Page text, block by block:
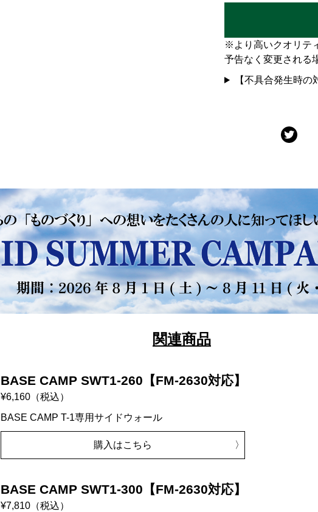
※より高いクオリテ
予告なく変更される
【不具合発生時
関連商品
BASE CAMP SWT1-260【FM-2630対応】
¥6,160（税込）
BASE CAMP T-1専用サイドウォール
購入はこちら
BASE CAMP SWT1-300【FM-2630対応】
¥7,810（税込）